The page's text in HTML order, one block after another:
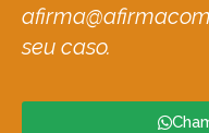
seu caso.